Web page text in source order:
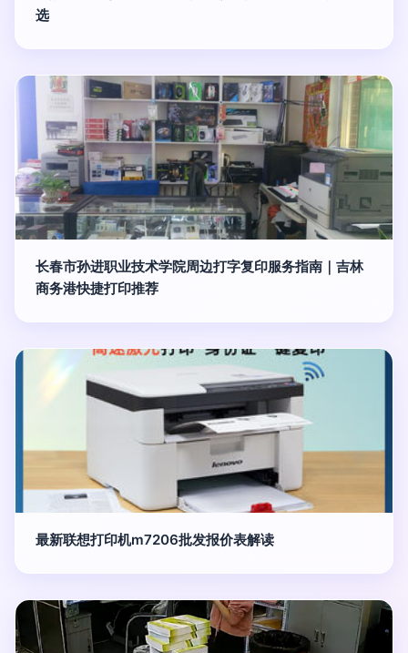
选
长春市孙进职业技术学院周边打字复印服务指南｜吉林
商务港快捷打印推荐
最新联想打印机m7206批发报价表解读